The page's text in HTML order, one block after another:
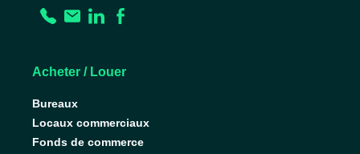
Acheter / Louer
Bureaux
Locaux commerciaux
Fonds de commerce